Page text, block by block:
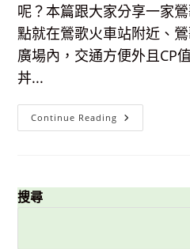
呢？本篇跟大家分享一家
點就在鶯歌火車站附近、
廣場內，交通方便外且CP
丼...
Continue Reading 【鶯
歌
和
搜尋